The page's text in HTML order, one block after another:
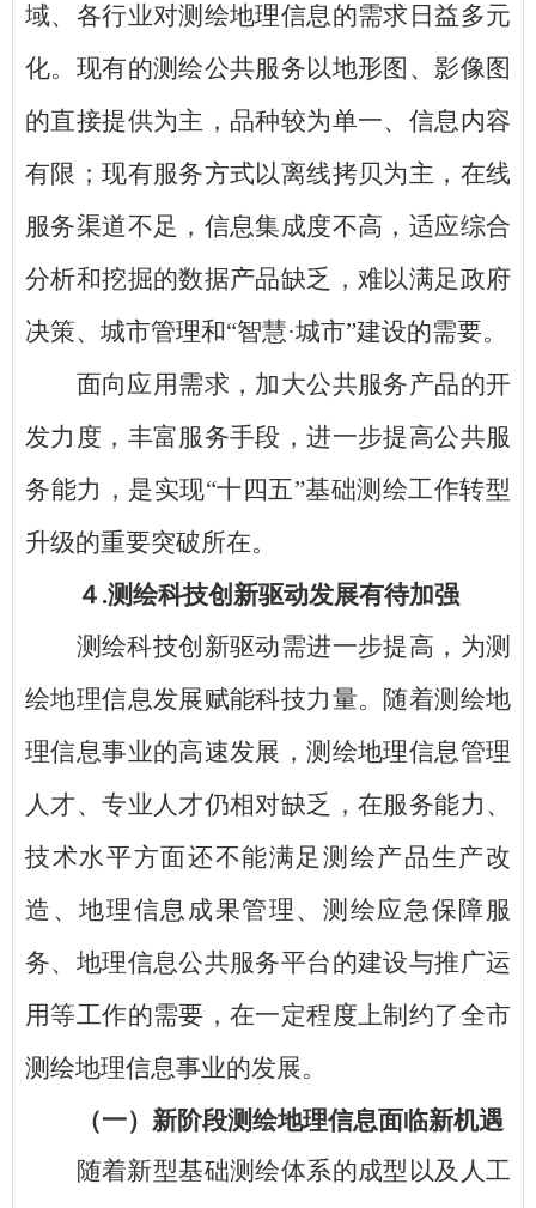
域、各行业对测绘地理信息的需求日益多元
化。现有的测绘公共服务以地形图、影像图
的直接提供为主，品种较为单一、信息内容
有限；现有服务方式以离线拷贝为主，在线
服务渠道不足，信息集成度不高，适应综合
分析和挖掘的数据产品缺乏，难以满足政府
决策、城市管理和“智慧·城市”建设的需要。
面向应用需求，加大公共服务产品的开
发力度，丰富服务手段，进一步提高公共服
务能力，是实现“十四五”基础测绘工作转型
升级的重要突破所在。
４ .测绘科技创新驱动发展有待加强
测绘科技创新驱动需进一步提高，为测
绘地理信息发展赋能科技力量。随着测绘地
理信息事业的高速发展，测绘地理信息管理
人才、专业人才仍相对缺乏，在服务能力、
技术水平方面还不能满足测绘产品生产改
造、地理信息成果管理、测绘应急保障服
务、地理信息公共服务平台的建设与推广运
用等工作的需要，在一定程度上制约了全市
测绘地理信息事业的发展。
（一）新阶段测绘地理信息面临新机遇
随着新型基础测绘体系的成型以及人工